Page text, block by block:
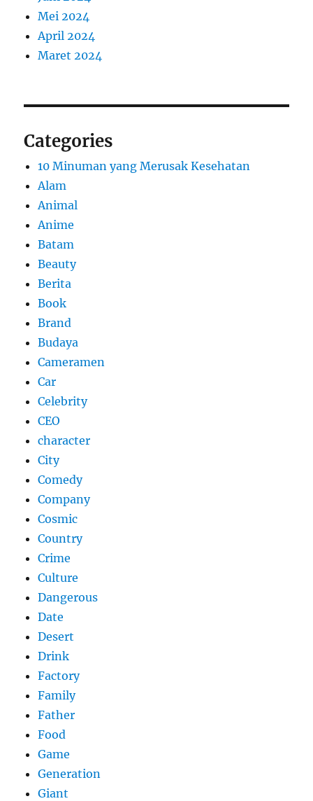
Mei 2024
April 2024
Maret 2024
Categories
10 Minuman yang Merusak Kesehatan
Alam
Animal
Anime
Batam
Beauty
Berita
Book
Brand
Budaya
Cameramen
Car
Celebrity
CEO
character
City
Comedy
Company
Cosmic
Country
Crime
Culture
Dangerous
Date
Desert
Drink
Factory
Family
Father
Food
Game
Generation
Giant